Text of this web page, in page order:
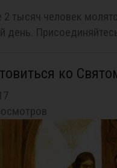
2 тысяч человек
день.
ко